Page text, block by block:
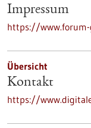
Impressum
https://
Übersicht
Kontakt
https://